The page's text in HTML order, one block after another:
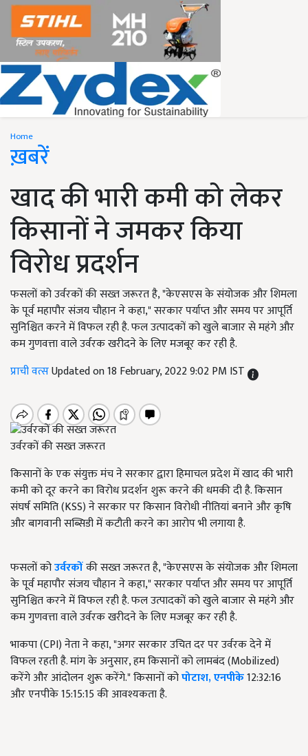
Home
ख़बरें
खाद की भारी कमी को लेकर
किसानों ने जमकर किया
विरोध प्रदर्शन
फसलों को उर्वरकों की सख्त जरूरत है, "केएसएस के संयोजक और शिमला
के पूर्व महापौर संजय चौहान ने कहा," सरकार पर्याप्त और समय पर आपूर्ति
सुनिश्चित करने में विफल रही है. फल उत्पादकों को खुले बाजार से महंगे और
कम गुणवत्ता वाले उर्वरक खरीदने के लिए मजबूर कर रही है.
प्राची वत्सUpdated on 18 February, 2022 9:02 PM IST
उर्वरकों की सख्त जरूरत
किसानों के एक संयुक्त मंच ने सरकार द्वारा हिमाचल प्रदेश में खाद की भारी
कमी को दूर करने का विरोध प्रदर्शन शुरू करने की धमकी दी है. किसान
संघर्ष समिति (KSS) ने सरकार पर किसान विरोधी नीतियां बनाने और कृषि
और बागवानी सब्सिडी में कटौती करने का आरोप भी लगाया है.
फसलों कोउर्वरकोंकी सख्त जरूरत है, "केएसएस के संयोजक और शिमला
के पूर्व महापौर संजय चौहान ने कहा," सरकार पर्याप्त और समय पर आपूर्ति
सुनिश्चित करने में विफल रही है. फल उत्पादकों को खुले बाजार से महंगे और
कम गुणवत्ता वाले उर्वरक खरीदने के लिए मजबूर कर रही है.
भाकपा (CPI) नेता ने कहा, "अगर सरकार उचित दर पर उर्वरक देने में
विफल रहती है. मांग के अनुसार, हम किसानों को लामबंद (Mobilized)
करेंगे और आंदोलन शुरू करेंगे." किसानों कोपोटाश,एनपीके12:32:16
और एनपीके 15:15:15 की आवश्यकता है.